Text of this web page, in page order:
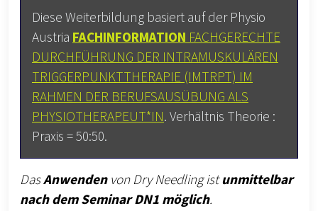
Diese Weiterbildung basiert auf der Physio
AustriaFACHINFORMATIONFACHGERECHTE
DURCHFÜHRUNG DER INTRAMUSKULÄREN
TRIGGERPUNKTTHERAPIE (IMTRPT) IM
RAHMEN DER BERUFSAUSÜBUNG ALS
PHYSIOTHERAPEUT*IN. Verhältnis Theorie :
Praxis = 50:50.
DasAnwendenvon Dry Needling istunmittelbar
nach dem Seminar DN1 möglich.